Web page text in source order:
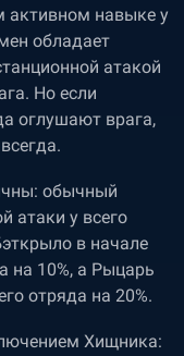
активном навыке у
обладает
атакой
Но если
оглушают врага,
обычный
атаки у всего
в начале
на 10%, а Рыцарь
отряда на 20%.
Хищника: